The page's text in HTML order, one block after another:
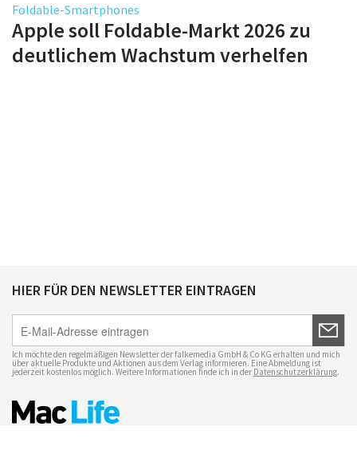
Foldable-Smartphones
Apple soll Foldable-Markt 2026 zu
deutlichem Wachstum verhelfen
HIER FÜR DEN NEWSLETTER EINTRAGEN
Ich möchte den regelmäßigen Newsletter der falkemedia GmbH & Co KG erhalten und mich
über aktuelle Produkte und Aktionen aus dem Verlag informieren. Eine Abmeldung ist
jederzeit kostenlos möglich. Weitere Informationen finde ich in der Datenschutzerklärung.